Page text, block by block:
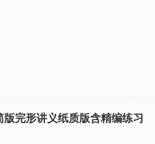
完形讲义纸质版含精编练习